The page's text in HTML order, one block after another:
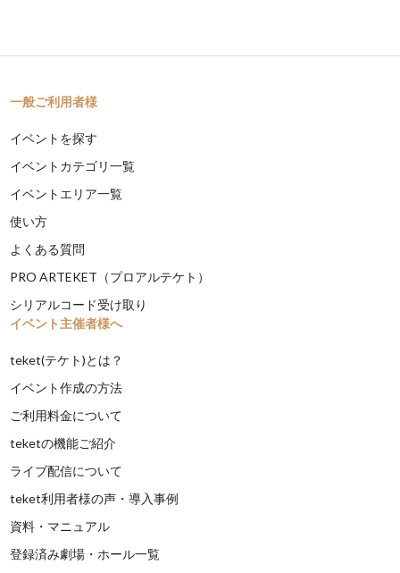
一般ご利用者様
イベントを探す
イベントカテゴリ一覧
イベントエリア一覧
使い方
よくある質問
PRO ARTEKET（プロアルテケト）
シリアルコード受け取り
イベント主催者様へ
teket(テケト)とは？
イベント作成の方法
ご利用料金について
teketの機能ご紹介
ライブ配信について
teket利用者様の声・導入事例
資料・マニュアル
登録済み劇場・ホール一覧